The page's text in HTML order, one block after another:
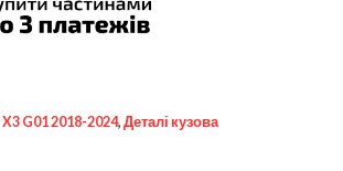
X3 G01 2018-2024, Деталі кузова